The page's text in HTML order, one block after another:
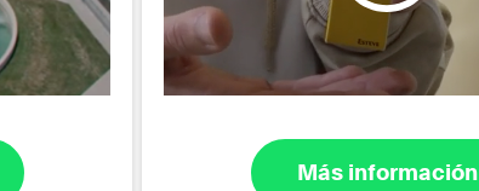
Más información